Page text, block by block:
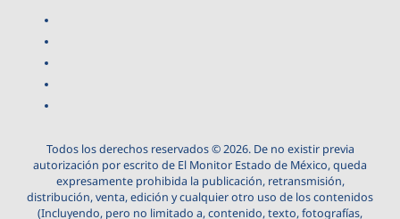
Todos los derechos reservados © 2026. De no existir previa
autorización por escrito de El Monitor Estado de México, queda
expresamente prohibida la publicación, retransmisión,
distribución, venta, edición y cualquier otro uso de los contenidos
(Incluyendo, pero no limitado a, contenido, texto, fotografías,